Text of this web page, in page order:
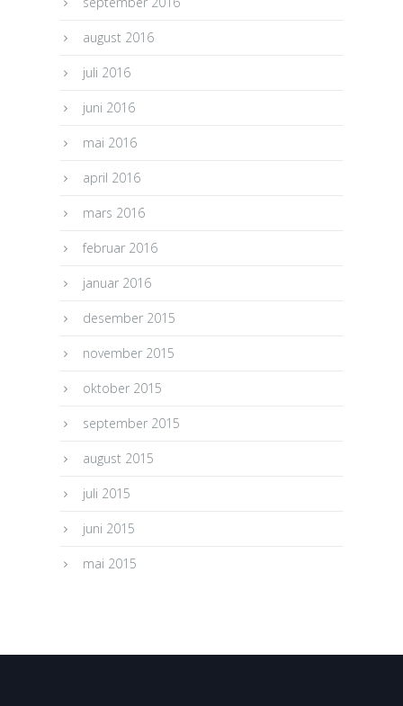
august 2016
juli 2016
juni 2016
mai 2016
april 2016
mars 2016
februar 2016
januar 2016
desember 2015
november 2015
oktober 2015
september 2015
august 2015
juli 2015
juni 2015
mai 2015